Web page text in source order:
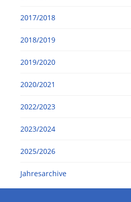
2017/2018
2018/2019
2019/2020
2020/2021
2022/2023
2023/2024
2025/2026
Jahresarchive